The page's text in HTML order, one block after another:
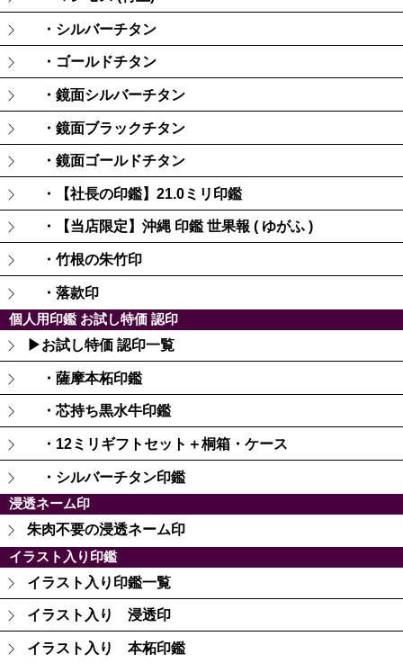
・シルバーチタン
・ゴールドチタン
・鏡面シルバーチタン
・鏡面ブラックチタン
・鏡面ゴールドチタン
・【社長の印鑑】21.0ミリ印鑑
・【当店限定】沖縄 印鑑 世果報 ( ゆがふ )
・竹根の朱竹印
・落款印
個人用印鑑 お試し特価 認印
▶お試し特価 認印一覧
・薩摩本柘印鑑
・芯持ち黒水牛印鑑
・12ミリギフトセット＋桐箱・ケース
・シルバーチタン印鑑
浸透ネーム印
朱肉不要の浸透ネーム印
イラスト入り印鑑
イラスト入り印鑑一覧
イラスト入り 浸透印
イラスト入り 本柘印鑑